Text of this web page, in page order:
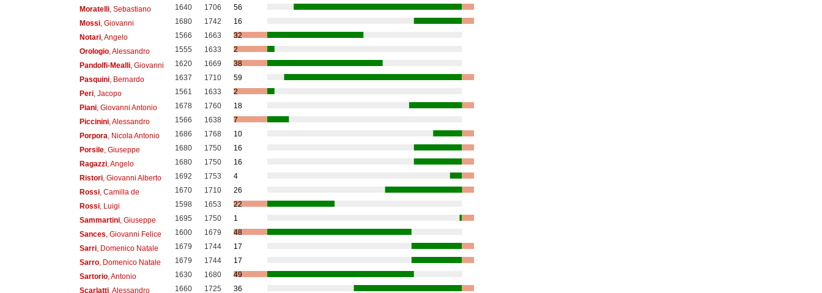
Moratelli, Sebastiano 1640 1706
56
Mossi, Giovanni 1680 1742
16
Notari, Angelo 1566 1663
32
Orologio, Alessandro 1555 1633
2
Pandolfi-Mealli, Giovanni 1620 1669
38
Pasquini, Bernardo 1637 1710
59
Peri, Jacopo 1561 1633
2
Piani, Giovanni Antonio 1678 1760
18
Piccinini, Alessandro 1566 1638
7
Porpora , Nicola Antonio 1686 1768
10
Porsile, Giuseppe 1680 1750
16
Ragazzi, Angelo 1680 1750
16
Ristori, Giovanni Alberto 1692 1753
4
Rossi, Camilla de 1670 1710
26
Rossi, Luigi 1598 1653
22
Sammartini, Giuseppe 1695 1750
1
Sances , Giovanni Felice 1600 1679
48
Sarri, Domenico Natale 1679 1744
17
Sarro, Domenico Natale 1679 1744
17
Sartorio, Antonio 1630 1680
49
Scarlatti, Alessandro 1660 1725 36